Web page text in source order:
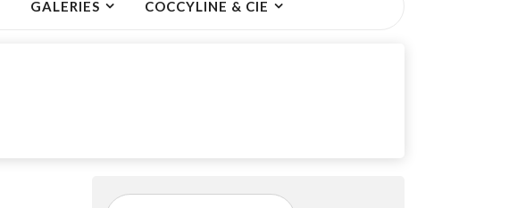
GALERIES COCCYLINE & CIE
Rechercher :